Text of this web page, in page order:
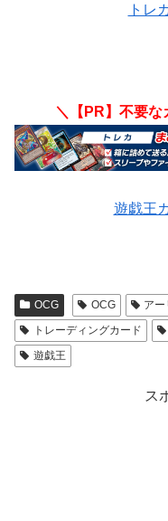
トレ
＼【PR】不要な
遊戯王
OCG OCG ア
トレーディングカード
遊戯王
ス